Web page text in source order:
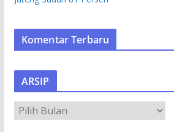
Komentar Terbaru
ARSIP
R